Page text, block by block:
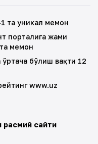
расмий сайти
та уникал меҳмон
порталига жами
меҳмон
ўртача бўлиш вақти 12